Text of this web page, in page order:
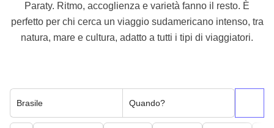
Paraty. Ritmo, accoglienza e varietà fanno il resto. È
perfetto per chi cerca un viaggio sudamericano intenso, tra
natura, mare e cultura, adatto a tutti i tipi di viaggiatori.
Brasile Quando?